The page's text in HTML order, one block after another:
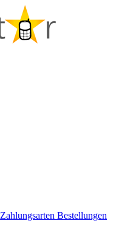
Zahlungsarten Bestellungen